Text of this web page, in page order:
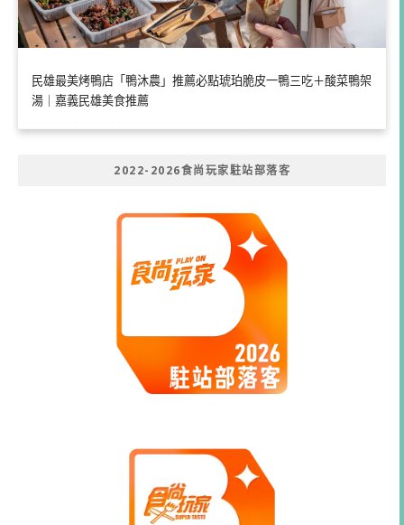
民雄最美烤鴨店「鴨沐農」推薦必點琥珀脆皮一鴨三吃＋酸菜鴨架
湯｜嘉義民雄美食推薦
2022-2026食尚玩家駐站部落客